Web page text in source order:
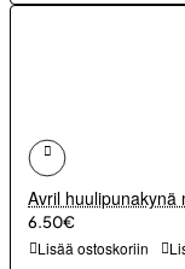
Avril huulipunakynä
6.50€
Lisää ostoskoriin